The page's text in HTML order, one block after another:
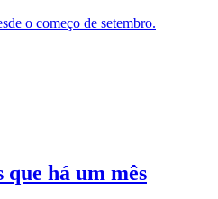
o começo de setembro.
que há um mês